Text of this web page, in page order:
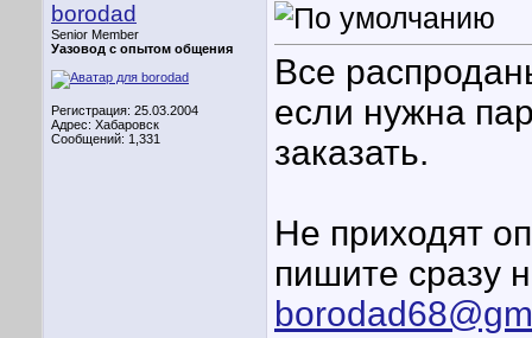
borodad
Senior Member
Уазовод с опытом общения
Регистрация: 25.03.2004
Адрес: Хабаровск
Сообщений: 1,331
Все
если нужна
заказать.
Не приходят
пишите сразу